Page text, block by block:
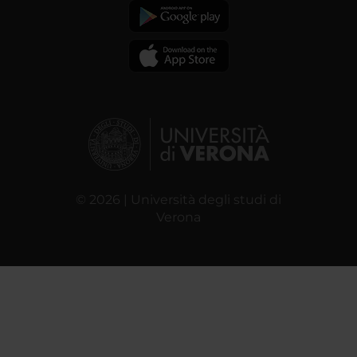
© 2026 | Università degli studi di
Verona